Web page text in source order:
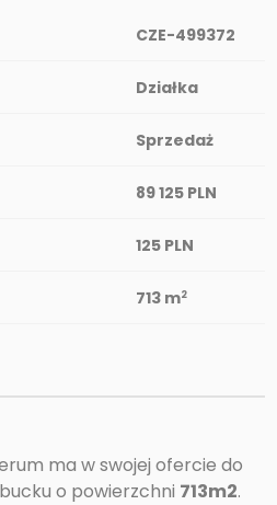
CZE-499372
Działka
Sprzedaż
89 125 PLN
125 PLN
713 m2
ma w swojej ofercie do
o powierzchni 713m2.